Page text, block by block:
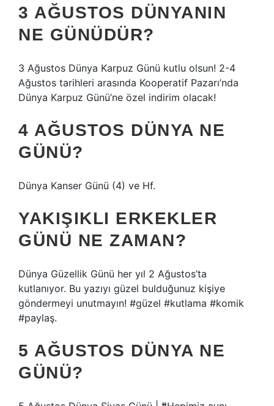
3 AĞUSTOS DÜNYANIN
NE GÜNÜDÜR?
3 Ağustos Dünya Karpuz Günü kutlu olsun! 2-4
Ağustos tarihleri ​​arasında Kooperatif Pazarı’nda
Dünya Karpuz Günü’ne özel indirim olacak!
4 AĞUSTOS DÜNYA NE
GÜNÜ?
Dünya Kanser Günü (4) ve Hf.
YAKIŞIKLI ERKEKLER
GÜNÜ NE ZAMAN?
Dünya Güzellik Günü her yıl 2 Ağustos’ta
kutlanıyor. Bu yazıyı güzel bulduğunuz kişiye
göndermeyi unutmayın! #güzel #kutlama #komik
#paylaş.
5 AĞUSTOS DÜNYA NE
GÜNÜ?